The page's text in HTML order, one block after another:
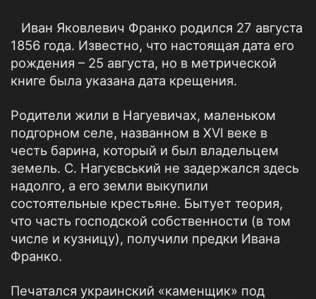
Иван Яковлевич Франко родился 27 августа
1856 года. Известно, что настоящая дата его
рождения – 25 августа, но в метрической
книге была указана дата крещения.
Родители жили в Нагуевичах, маленьком
подгорном селе, названном в XVI веке в
честь барина, который и был владельцем
земель. С. Нагуєвський не задержался здесь
надолго, а его земли выкупили
состоятельные крестьяне. Бытует теория,
что часть господской собственности (в том
числе и кузницу), получили предки Ивана
Франко.
Печатался украинский «каменщик» под